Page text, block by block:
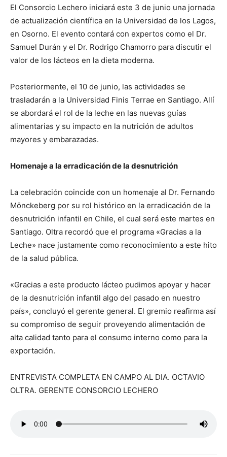
El Consorcio Lechero iniciará este 3 de junio una jornada
de actualización científica en la Universidad de los Lagos,
en Osorno. El evento contará con expertos como el Dr.
Samuel Durán y el Dr. Rodrigo Chamorro para discutir el
valor de los lácteos en la dieta moderna.
Posteriormente, el 10 de junio, las actividades se
trasladarán a la Universidad Finis Terrae en Santiago. Allí
se abordará el rol de la leche en las nuevas guías
alimentarias y su impacto en la nutrición de adultos
mayores y embarazadas.
Homenaje a la erradicación de la desnutrición
La celebración coincide con un homenaje al Dr. Fernando
Mönckeberg por su rol histórico en la erradicación de la
desnutrición infantil en Chile, el cual será este martes en
Santiago. Oltra recordó que el programa «Gracias a la
Leche» nace justamente como reconocimiento a este hito
de la salud pública.
«Gracias a este producto lácteo pudimos apoyar y hacer
de la desnutrición infantil algo del pasado en nuestro
país», concluyó el gerente general. El gremio reafirma así
su compromiso de seguir proveyendo alimentación de
alta calidad tanto para el consumo interno como para la
exportación.
ENTREVISTA COMPLETA EN CAMPO AL DIA. OCTAVIO
OLTRA. GERENTE CONSORCIO LECHERO